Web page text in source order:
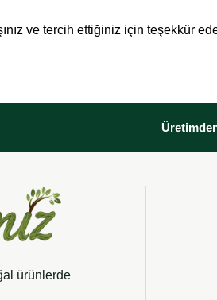
ve tercih ettiğiniz için teşekkür
ürünlerde